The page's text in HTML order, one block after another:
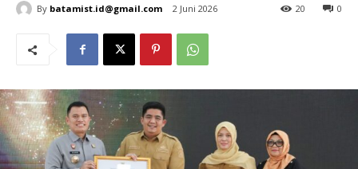
By batamist.id@gmail.com 2 Juni 2026 0
20